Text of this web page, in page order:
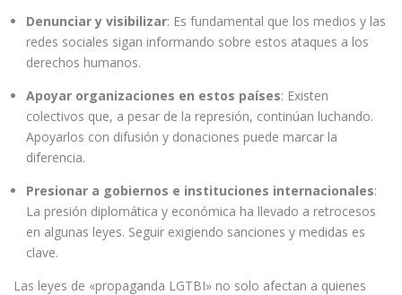
Denunciar y visibilizar: Es fundamental que los medios y las
redes sociales sigan informando sobre estos ataques a los
derechos humanos.
Apoyar organizaciones en estos países: Existen
colectivos que, a pesar de la represión, continúan luchando.
Apoyarlos con difusión y donaciones puede marcar la
diferencia.
Presionar a gobiernos e instituciones internacionales:
La presión diplomática y económica ha llevado a retrocesos
en algunas leyes. Seguir exigiendo sanciones y medidas es
clave.
Las leyes de «propaganda LGTBI» no solo afectan a quienes